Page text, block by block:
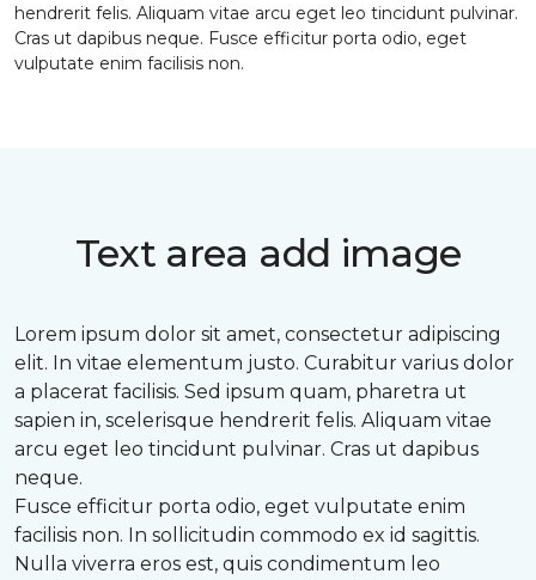
hendrerit felis. Aliquam vitae arcu eget leo tincidunt pulvinar.
Cras ut dapibus neque. Fusce efficitur porta odio, eget
vulputate enim facilisis non.
Text area add image
Lorem ipsum dolor sit amet, consectetur adipiscing
elit. In vitae elementum justo. Curabitur varius dolor
a placerat facilisis. Sed ipsum quam, pharetra ut
sapien in, scelerisque hendrerit felis. Aliquam vitae
arcu eget leo tincidunt pulvinar. Cras ut dapibus
neque.
Fusce efficitur porta odio, eget vulputate enim
facilisis non. In sollicitudin commodo ex id sagittis.
Nulla viverra eros est, quis condimentum leo